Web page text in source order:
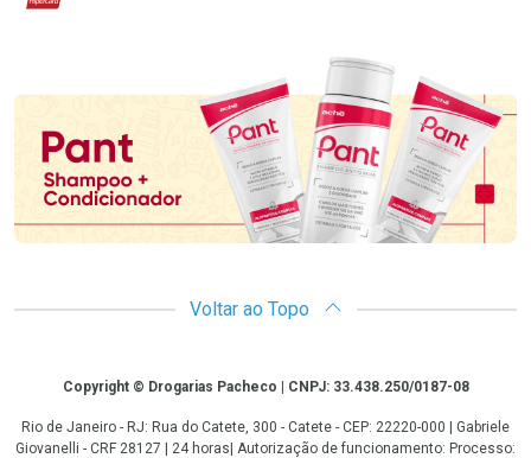
Promoção em Destaque
Voltar ao Topo
CopyrightCopyright © Drogarias Pacheco | CNPJ: 33.438.250/0187-08
Rio de Janeiro - RJ: Rua do Catete, 300 - Catete - CEP: 22220-000 | Gabriele
Giovanelli - CRF 28127 | 24 horas| Autorização de funcionamento: Processo: